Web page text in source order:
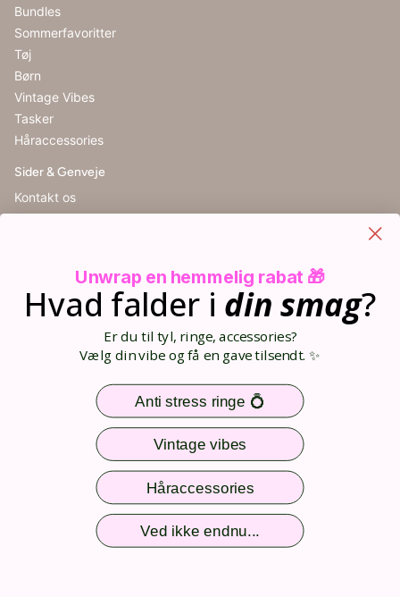
Bundles
Sommerfavoritter
Tøj
Børn
Vintage Vibes
Tasker
Håraccessories
Sider & Genveje
Kontakt os
Handelsbetingelser
Størrelsesguide
Blog
Nem og sikker betaling
Unwrap en hemmelig rabat 🎁
Hvad falder i din smag?
Er du til tyl, ringe, accessories?
Vælg din vibe og få en gave tilsendt. ✨
Anti stress ringe 💍
Vintage vibes
Håraccessories
Ved ikke endnu...